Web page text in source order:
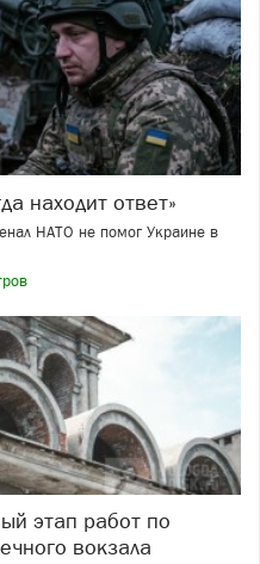
находит ответ»
НАТО не помог Украине в
вокзала